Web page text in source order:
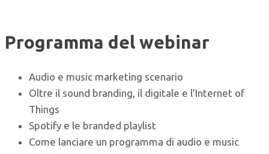
Programma del webinar
Audio e music marketing scenario
Oltre il sound branding, il digitale e l’Internet of
Things
Spotify e le branded playlist
Come lanciare un programma di audio e music